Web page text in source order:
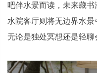
吧伴水景而读，未来藏书
水院客厅则将无边界水景
无论是独处冥想还是轻聊